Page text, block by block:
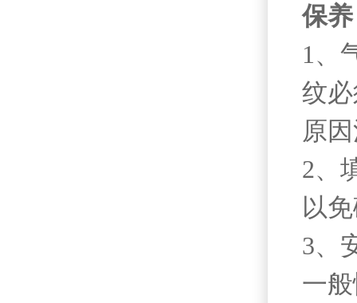
保养
1、
纹
原
2、
以
3、
一